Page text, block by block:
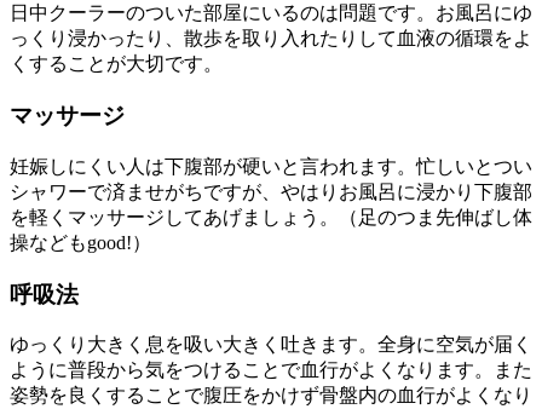
日中クーラーのついた部屋にいるのは問題です。お風呂にゆ
っくり浸かったり、散歩を取り入れたりして血液の循環をよ
くすることが大切です。
マッサージ
妊娠しにくい人は下腹部が硬いと言われます。忙しいとつい
シャワーで済ませがちですが、やはりお風呂に浸かり下腹部
を軽くマッサージしてあげましょう。（足のつま先伸ばし体
操などもgood!）
呼吸法
ゆっくり大きく息を吸い大きく吐きます。全身に空気が届く
ように普段から気をつけることで血行がよくなります。また
姿勢を良くすることで腹圧をかけず骨盤内の血行がよくなり